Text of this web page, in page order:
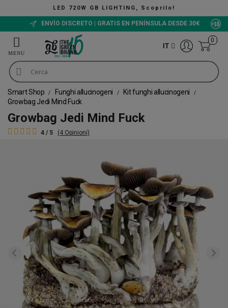
720W GB LIGHTING, Scoprilo!
ENVÍO DISCRETO | GRATIS EN PENÍNSULA DESDE 30€
IT
0
Smart Shop Funghi allucinogeni
Kit funghi allucinogeni
Growbag Jedi Mind Fuck
Growbag Jedi Mind Fuck
4 / 5 (4 Opinioni)